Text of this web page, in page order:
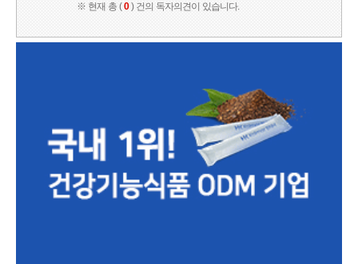
※ 현재 총 (0) 건의 독자의견이 있습니다.